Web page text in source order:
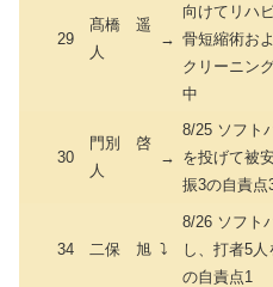
29
髙橋 遥
人
→
向けてリハ
骨短縮術お
クリーニン
中
30
門別 啓
人
→
8/25 ソフト
を投げて被
振3の自責点
34 二保 旭 ⤵
8/26 ソフト
し、打者5
の自責点1